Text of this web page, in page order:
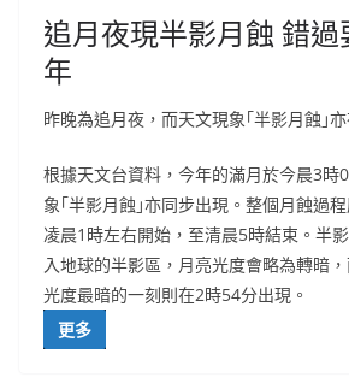
追月夜現半影月蝕 錯
年
昨晚為追月夜，而天文現象｢半影月蝕｣
根據天文台資料，今年的滿月於今晨3時
象｢半影月蝕｣亦同步出現。整個月蝕過
凌晨1時左右開始，至清晨5時結束。半
入地球的半影區，月亮光度會略為轉暗
光度最暗的一刻則在2時54分出現。
更多